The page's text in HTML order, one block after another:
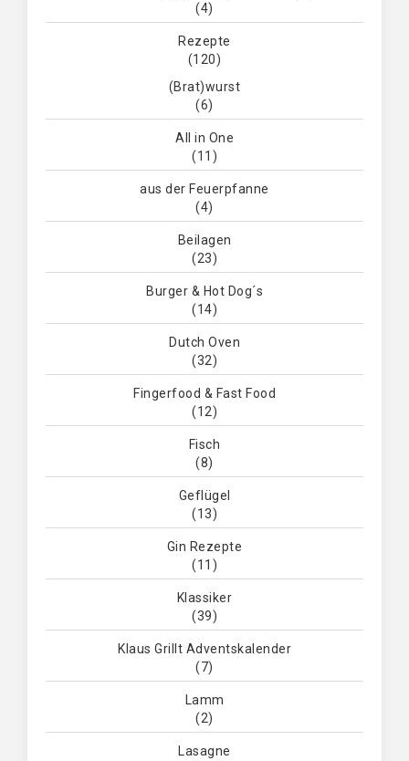
(4)
Rezepte
(120)
(Brat)wurst
(6)
All in One
(11)
aus der Feuerpfanne
(4)
Beilagen
(23)
Burger & Hot Dog´s
(14)
Dutch Oven
(32)
Fingerfood & Fast Food
(12)
Fisch
(8)
Geflügel
(13)
Gin Rezepte
(11)
Klassiker
(39)
Klaus Grillt Adventskalender
(7)
Lamm
(2)
Lasagne